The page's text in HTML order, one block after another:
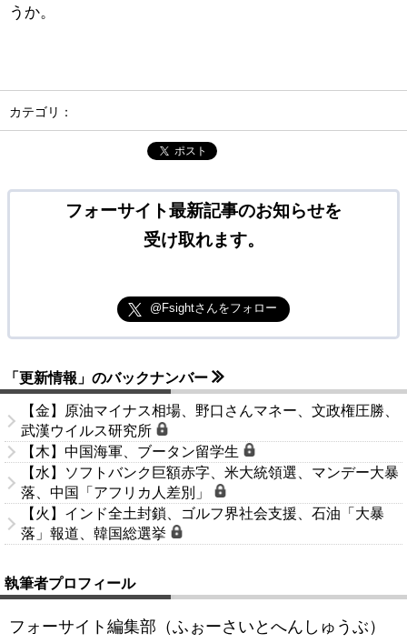
うか。
カテゴリ：
ポスト
フォーサイト最新記事のお知らせを
受け取れます。
@Fsightさんをフォロー
「更新情報」のバックナンバー
【金】原油マイナス相場、野口さんマネー、文政権圧勝、
武漢ウイルス研究所
【木】中国海軍、ブータン留学生
【水】ソフトバンク巨額赤字、米大統領選、マンデー大暴
落、中国「アフリカ人差別」
【火】インド全土封鎖、ゴルフ界社会支援、石油「大暴
落」報道、韓国総選挙
執筆者プロフィール
フォーサイト編集部（ふぉーさいとへんしゅうぶ）